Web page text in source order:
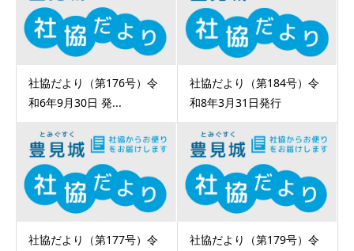
社協だより（第176号）令
和6年9月30日 発...
社協だより（第184号）令
和8年3月31日発行
社協だより（第177号）令
社協だより（第179号）令